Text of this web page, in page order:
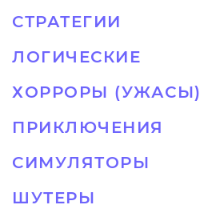
СТРАТЕГИИ
ЛОГИЧЕСКИЕ
ХОРРОРЫ (УЖАСЫ)
ПРИКЛЮЧЕНИЯ
СИМУЛЯТОРЫ
ШУТЕРЫ